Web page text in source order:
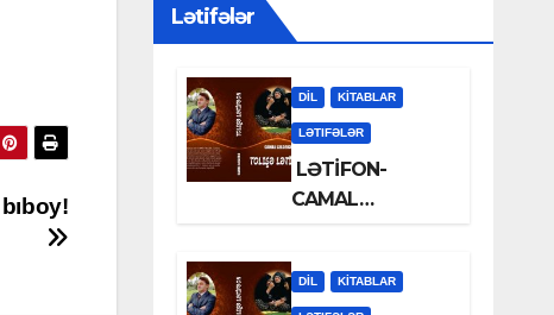
Lətifələr
DİL KİTABLAR
LƏTIFƏLƏR
LƏTİFON-
CAMAL
DİL KİTABLAR